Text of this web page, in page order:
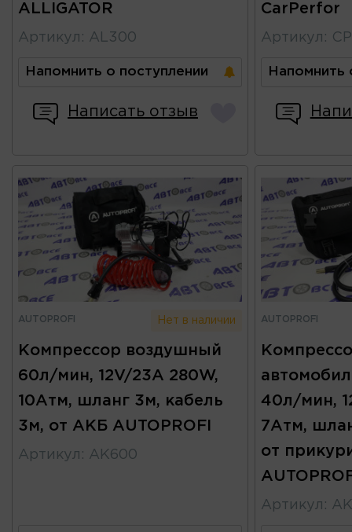
ALLIGATOR
Артикул : AL300
Напомнить о поступлении
Написать отзыв
CarPerfor
Артикул :
Напомнить
AUTOPROFI Нет в наличии
Компрессор воздушный
60л/мин, 12V/23A 280W,
10Атм, шланг 3м, кабель
3м, от АКБ AUTOPROFI
Артикул : AK600
AUTOPROFI
40л/мин,
7Атм,
от
Артикул :